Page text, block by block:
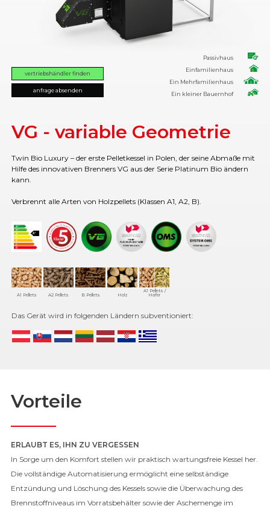
VG - variable Geometrie
Twin Bio Luxury – der erste Pelletkessel in Polen, der seine Abmaße mit
Hilfe des innovativen Brenners VG aus der Serie Platinum Bio ändern
kann.
Verbrennt alle Arten von Holzpellets (Klassen A1, A2, B).
A1 Pellets A2 Pellets B Pellets Holz
A1 Pellets /
Hafer
Das Gerät wird in folgenden Ländern subventioniert:
vertriebshändler finden
anfrage absenden
Passivhaus
Einfamilienhaus
Ein Mehrfamilienhaus
Ein kleiner Bauernhof
Vorteile
ERLAUBT ES, IHN ZU VERGESSEN
In Sorge um den Komfort stellen wir praktisch wartungsfreie Kessel her.
Die vollständige Automatisierung ermöglicht eine selbständige
Entzündung und Löschung des Kessels sowie die Überwachung des
Brennstoffniveaus im Vorratsbehälter sowie der Aschemenge im